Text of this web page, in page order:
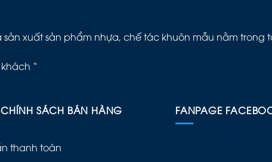
xuất sản phẩm nhựa, chế tác khuôn mẫu nằm trong
“
SÁCH BÁN HÀNG
thanh toán
FANPAGE